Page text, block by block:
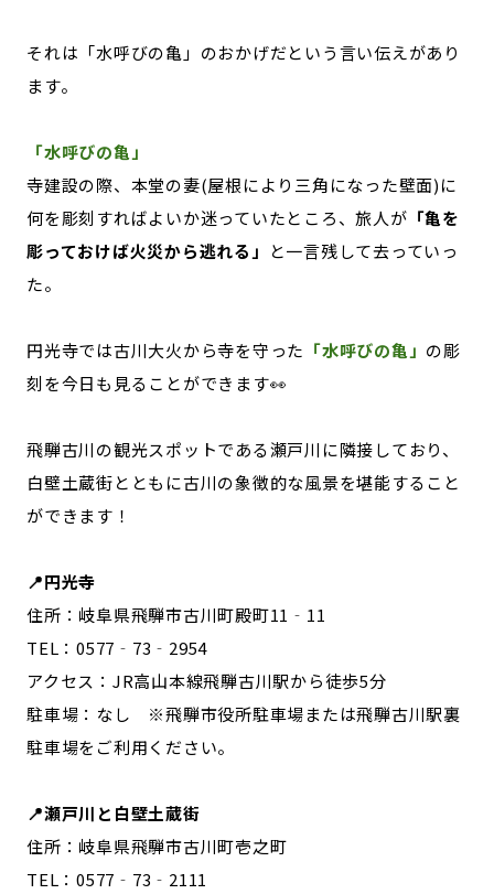
それは「水呼びの亀」のおかげだという言い伝えがあり
ます。
「水呼びの亀」
寺建設の際、本堂の妻(屋根により三角になった壁面)に
何を彫刻すればよいか迷っていたところ、旅人が 「亀を
彫っておけば火災から逃れる」
と一言残して去っていっ
た。
円光寺では古川大火から寺を守った 「水呼びの亀」 の彫
刻を今日も見ることができます👀
飛騨古川の観光スポットである瀬戸川に隣接しており、
白壁土蔵街とともに古川の象徴的な風景を堪能すること
ができます！
📍円光寺
住所：岐阜県飛騨市古川町殿町11‐11
TEL：0577‐73‐2954
アクセス：JR高山本線飛騨古川駅から徒歩5分
駐車場：なし ※飛騨市役所駐車場または飛騨古川駅裏
駐車場をご利用ください。
📍瀬戸川と白壁土蔵街
住所：岐阜県飛騨市古川町壱之町
TEL：0577‐73‐2111